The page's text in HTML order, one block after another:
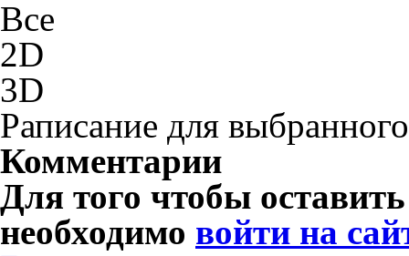
Все
2D
3D
Раписание для
Комментарии
Для того чтобы
необходимо войти на